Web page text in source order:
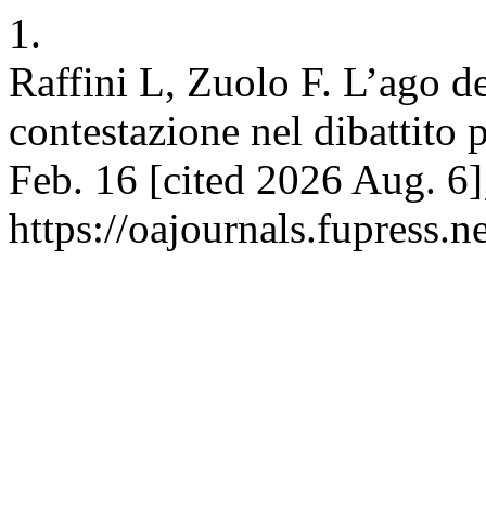
1.
Raffini L, Zuolo F. L’ago
contestazione nel dibattito
Feb. 16 [cited 2026 Aug.
https://